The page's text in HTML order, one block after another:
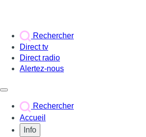
Rechercher
Direct tv
Direct radio
Alertez-nous
Rechercher
Accueil
Info